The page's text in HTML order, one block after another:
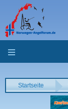
Startseite